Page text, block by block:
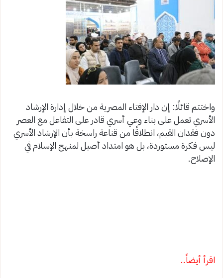
واختتم قائلًا: إن دار الإفتاء المصرية من خلال إدارة الإرشاد
الأسري تعمل على بناء وعي أسري قادر على التفاعل مع العصر
دون فقدان القيم، انطلاقًا من قناعة راسخة بأن الإرشاد الأسري
ليس فكرة مستوردة، بل هو امتداد أصيل لمنهج الإسلام في
الإصلاح.
اقرأ أيضاً..